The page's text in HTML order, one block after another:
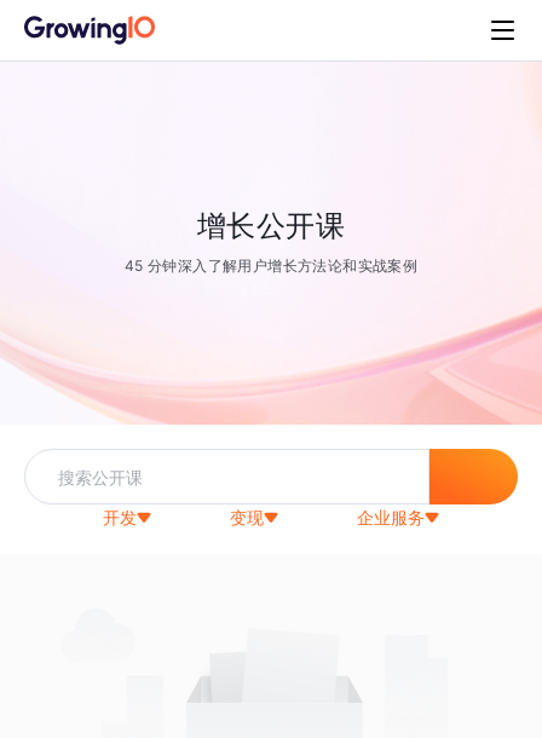
增长公开课
45 分钟深入了解用户增长方法论和实战案例
开发 变现 企业服务